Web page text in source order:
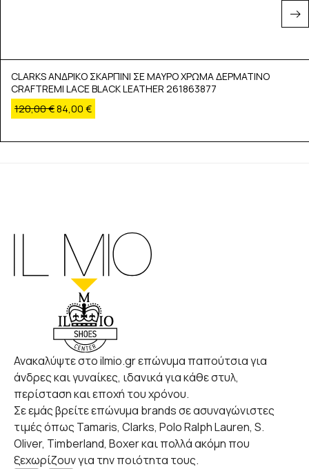
CLARKS ΑΝΔΡΙΚΟ ΣΚΑΡΠΙΝΙ ΣΕ ΜΑΥΡΟ ΧΡΩΜΑ ΔΕΡΜΑΤΙΝΟ
CRAFTREMI LACE BLACK LEATHER 261863877
120,00€84,00 €
Ανακαλύψτε στο ilmio.gr επώνυμα παπούτσια για
άνδρες και γυναίκες, ιδανικά για κάθε στυλ,
περίσταση και εποχή του χρόνου.
Σε εμάς βρείτε επώνυμα brands σε ασυναγώνιστες
τιμές όπως Tamaris, Clarks, Polo Ralph Lauren, S.
Oliver, Timberland, Boxer και πολλά ακόμη που
ξεχωρίζουν για την ποιότητα τους.